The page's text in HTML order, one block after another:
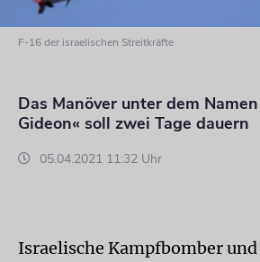
F-16 der israelischen Streitkräfte
Das Manöver unter dem
Gideon« soll zwei Tage dauern
05.04.2021 11:32 Uhr
Israelische Kampfbomber